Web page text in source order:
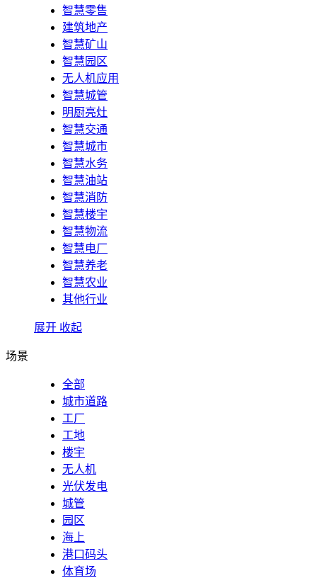
智慧零售
建筑地产
智慧矿山
智慧园区
无人机应用
智慧城管
明厨亮灶
智慧交通
智慧城市
智慧水务
智慧油站
智慧消防
智慧楼宇
智慧物流
智慧电厂
智慧养老
智慧农业
其他行业
展开 收起
场景
全部
城市道路
工厂
工地
楼宇
无人机
光伏发电
城管
园区
海上
港口码头
体育场